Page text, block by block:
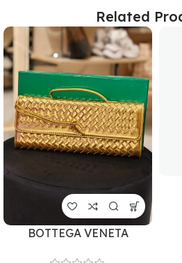
Related
BOTTEGA VENETA